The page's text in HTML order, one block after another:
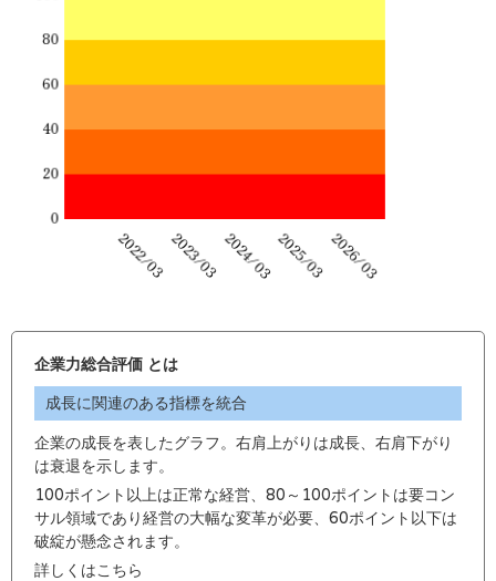
企業力総合評価 とは
成長に関連のある指標を統合
企業の成長を表したグラフ。右肩上がりは成長、右肩下がり
は衰退を示します。
100ポイント以上は正常な経営、80～100ポイントは要コン
サル領域であり経営の大幅な変革が必要、60ポイント以下は
破綻が懸念されます。
詳しくはこちら